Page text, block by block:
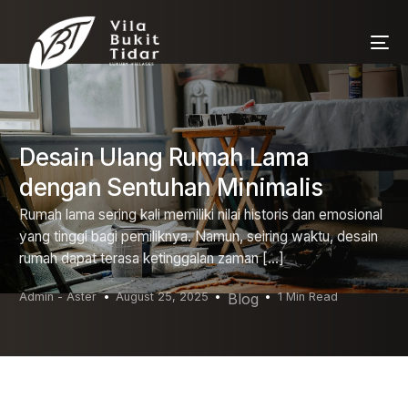
Desain Ulang Rumah Lama
dengan Sentuhan Minimalis
Rumah lama sering kali memiliki nilai historis dan emosional
yang tinggi bagi pemiliknya. Namun, seiring waktu, desain
rumah dapat terasa ketinggalan zaman […]
Admin - Aster August 25, 2025 Blog 1 Min Read